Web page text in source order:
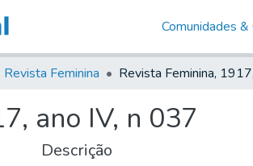
Comunidades
Revista Feminina
ano IV, n 037
Descrição